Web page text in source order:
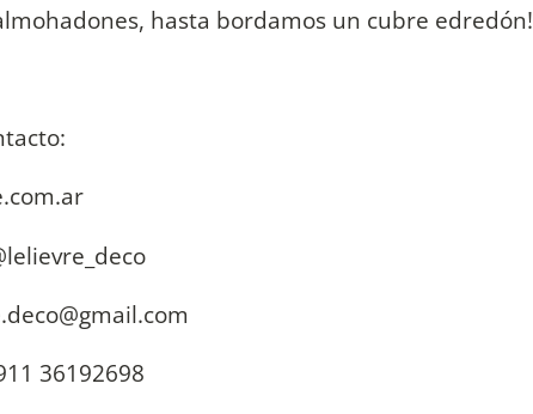
hasta bordamos un cubre edredón!
36192698